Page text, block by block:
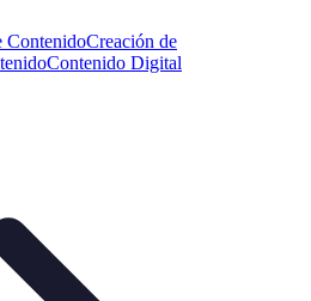
ContenidoCreación de
Contenido Digital